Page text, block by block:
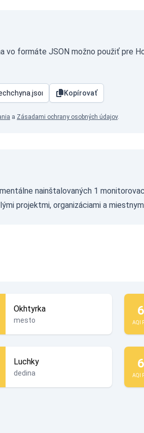
vo formáte JSON možno použiť pre
Kopírovať
a Zásadami ochrany osobných údajov.
nainštalovaných 1
projektmi, organizáciami a
Okhtyrka
mesto AQI
Luchky
dedina AQI